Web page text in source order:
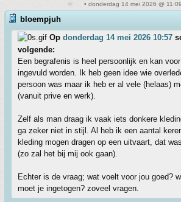
• donderdag 14 mei 2026 @
bloempjuh
Op donderdag 14 mei 2026 10:57
volgende:
Een begrafenis is heel persoonlijk en kan
ingevuld worden. Ik heb geen idee wie
persoon was maar ik heb er al vele (helaas)
(vanuit prive en werk).
Zelf als man draag ik vaak iets donkere
ga zeker niet in stijl. Al heb ik een aantal
kleding mogen dragen op een uitvaart, dat
(zo zal het bij mij ook gaan).
Echter is de vraag; wat voelt voor jou goed?
moet je ingetogen? zoveel vragen.